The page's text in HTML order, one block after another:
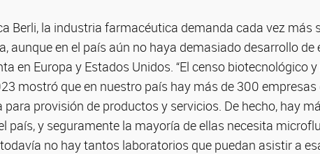
Berli, la industria farmacéutica demanda cada vez más
aunque en el país aún no haya demasiado desarrollo de
en Europa y Estados Unidos. “El censo biotecnológico
mostró que en nuestro país hay más de 300
provisión de productos y servicios. De hecho, hay
país, y seguramente la mayoría de ellas necesita
no hay tantos laboratorios que puedan asistir a